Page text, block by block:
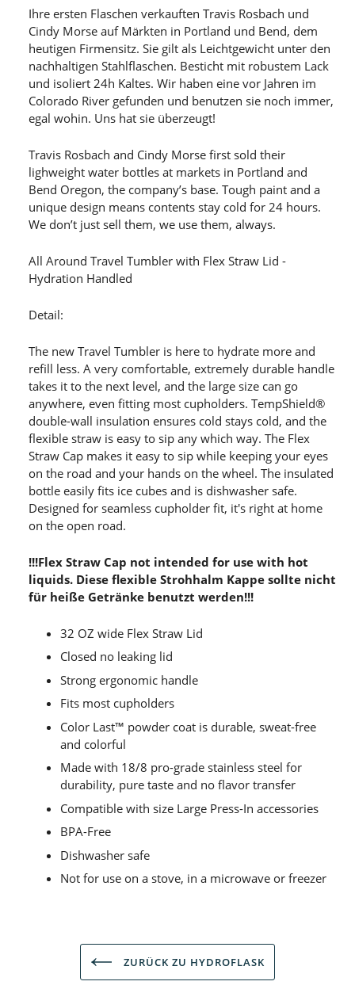
Ihre ersten Flaschen verkauften Travis Rosbach und
Cindy Morse auf Märkten in Portland und Bend, dem
heutigen Firmensitz. Sie gilt als Leichtgewicht unter den
nachhaltigen Stahlflaschen. Besticht mit robustem Lack
und isoliert 24h Kaltes. Wir haben eine vor Jahren im
Colorado River gefunden und benutzen sie noch immer,
egal wohin. Uns hat sie überzeugt!
Travis Rosbach and Cindy Morse first sold their
lighweight water bottles at markets in Portland and
Bend Oregon, the company’s base. Tough paint and a
unique design means contents stay cold for 24 hours.
We don’t just sell them, we use them, always.
All Around Travel Tumbler with Flex Straw Lid -
Hydration Handled
Detail:
The new Travel Tumbler is here to hydrate more and
refill less. A very comfortable, extremely durable handle
takes it to the next level, and the large size can go
anywhere, even fitting most cupholders. TempShield®
double-wall insulation ensures cold stays cold, and the
flexible straw is easy to sip any which way. The Flex
Straw Cap makes it easy to sip while keeping your eyes
on the road and your hands on the wheel. The insulated
bottle easily fits ice cubes and is dishwasher safe.
Designed for seamless cupholder fit, it's right at home
on the open road.
!!!Flex Straw Cap not intended for use with hot
liquids. Diese flexible Strohhalm Kappe sollte nicht
für heiße Getränke benutzt werden!!!
32 OZ wide Flex Straw Lid
Closed no leaking lid
Strong ergonomic handle
Fits most cupholders
Color Last™ powder coat is durable, sweat-free
and colorful
Made with 18/8 pro-grade stainless steel for
durability, pure taste and no flavor transfer
Compatible with size Large Press-In accessories
BPA-Free
Dishwasher safe
Not for use on a stove, in a microwave or freezer
ZURÜCK ZU HYDROFLASK